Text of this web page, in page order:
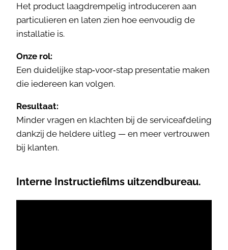
Het product laagdrempelig introduceren aan
particulieren en laten zien hoe eenvoudig de
installatie is.
Onze rol:
Een duidelijke stap‑voor‑stap presentatie maken
die iedereen kan volgen.
Resultaat:
Minder vragen en klachten bij de serviceafdeling
dankzij de heldere uitleg — en meer vertrouwen
bij klanten.
Interne Instructiefilms uitzendbureau.